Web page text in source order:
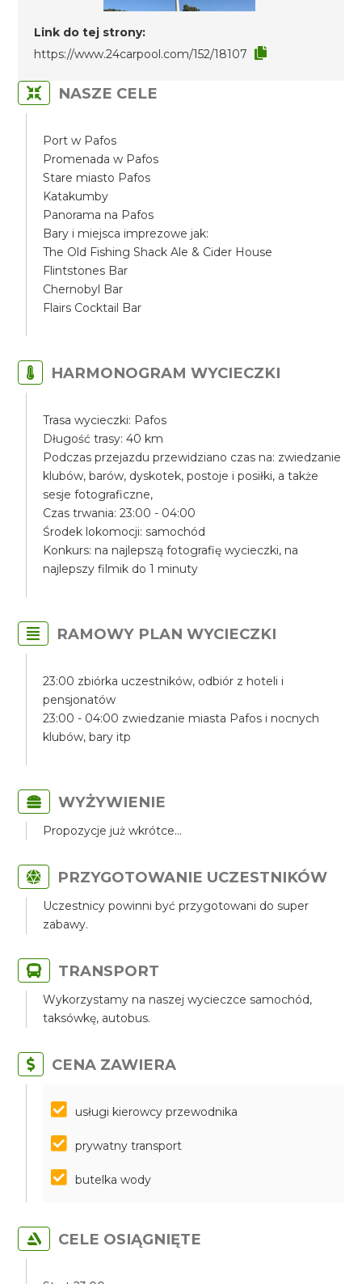
Link do tej strony:
https://www.24carpool.com/152/18107
NASZE CELE
Port w Pafos
Promenada w Pafos
Stare miasto Pafos
Katakumby
Panorama na Pafos
Bary i miejsca imprezowe jak:
The Old Fishing Shack Ale & Cider House
Flintstones Bar
Chernobyl Bar
Flairs Cocktail Bar
HARMONOGRAM WYCIECZKI
Trasa wycieczki: Pafos
Długość trasy: 40 km
Podczas przejazdu przewidziano czas na: zwiedzanie
klubów, barów, dyskotek, postoje i posiłki, a także
sesje fotograficzne,
Czas trwania: 23:00 - 04:00
Środek lokomocji: samochód
Konkurs: na najlepszą fotografię wycieczki, na
najlepszy filmik do 1 minuty
RAMOWY PLAN WYCIECZKI
23:00 zbiórka uczestników, odbiór z hoteli i
pensjonatów
23:00 - 04:00 zwiedzanie miasta Pafos i nocnych
klubów, bary itp
WYŻYWIENIE
Propozycje już wkrótce...
PRZYGOTOWANIE UCZESTNIKÓW
Uczestnicy powinni być przygotowani do super
zabawy.
TRANSPORT
Wykorzystamy na naszej wycieczce samochód,
taksówkę, autobus.
CENA ZAWIERA
​​​​​​​usługi kierowcy przewodnika
prywatny transport
butelka wody
CELE OSIĄGNIĘTE